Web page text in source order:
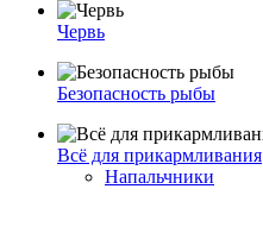
Червь
Безопасность рыбы
Всё для прикармливания
Напальчники